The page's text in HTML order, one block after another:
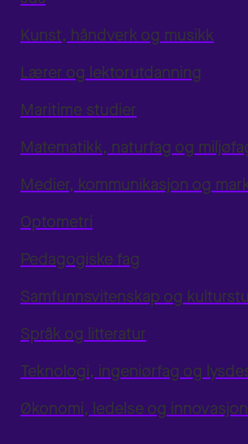
Kunst, håndverk og musikk
Lærer og lektorutdanning
Maritime studier
Matematikk, naturfag og
Medier, kommunikasjon og
Optometri
Pedagogiske fag
Samfunnsvitenskap og
Språk og litteratur
Teknologi, ingeniørfag og
Økonomi, ledelse og innovasjon